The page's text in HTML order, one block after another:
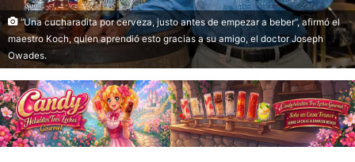
“Una cucharadita por cerveza, justo antes de empezar a beber”, afirmó el
maestro Koch, quien aprendió esto gracias a su amigo, el doctor Joseph
Owades.